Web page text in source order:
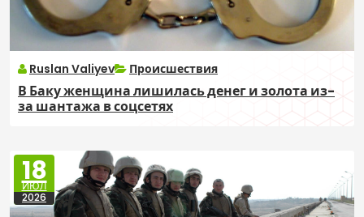
Ruslan Valiyev Происшествия
В Баку женщина лишилась денег и золота из-
за шантажа в соцсетях
18
ИЮЛ
2026